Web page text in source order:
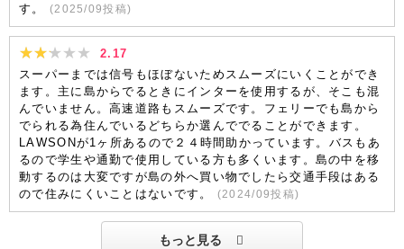
す。
(2025/09投稿)
2.17
スーパーまでは信号もほぼないためスムーズにいくことができ
ます。主に島からでるときにインターを使用するが、そこも混
んでいません。高速道路もスムーズです。フェリーでも島から
でられる為住んでいるどちらか選んででることができます。
LAWSONが1ヶ所あるので２４時間助かっています。バスもあ
るので学生や通勤で使用している方も多くいます。島の中を移
動するのは大変ですが島の外へ買い物でしたら交通手段はある
ので住みにくいことはないです。
(2024/09投稿)
もっと見る